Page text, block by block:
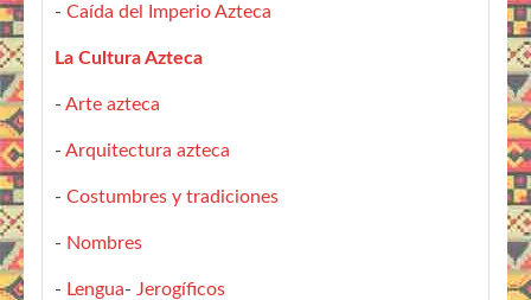
- Caída del Imperio Azteca
La Cultura Azteca
- Arte azteca
- Arquitectura azteca
- Costumbres y tradiciones
- Nombres
- Lengua- Jerogíficos